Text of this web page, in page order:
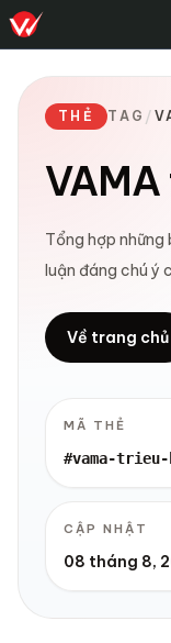
THẺ TAG /
Tổng hợp
luận đáng chú ý
Về trang chủ
MÃ THẺ
#vama-
CẬP NHẬT
08 tháng 8,